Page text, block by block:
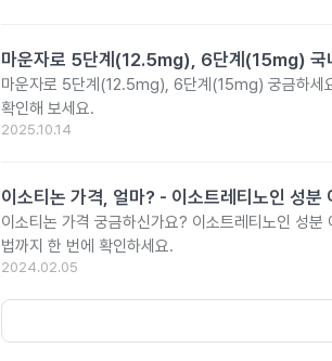
마운자로 5단계(12.5mg), 6단계(15mg) 국
마운자로 5단계(12.5mg), 6단계(15mg) 궁금하세
확인해 보세요.
2025.10.14
이소티논 가격, 얼마? - 이소트레티노인 성분
이소티논 가격 궁금하신가요? 이소트레티노인 성
법까지 한 번에 확인하세요.
2024.02.05